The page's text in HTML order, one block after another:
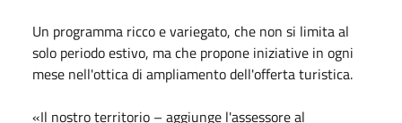
Un programma ricco e variegato, che non si limita al
solo periodo estivo, ma che propone iniziative in ogni
mese nell'ottica di ampliamento dell'offerta turistica.
«Il nostro territorio – aggiunge l'assessore al